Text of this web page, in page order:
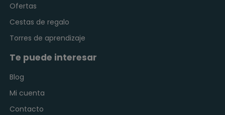
Ofertas
Cestas de regalo
Torres de aprendizaje
Te puede interesar
Blog
Mi cuenta
Contacto